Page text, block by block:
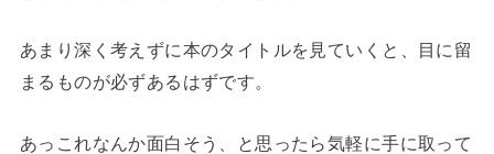
あまり深く考えずに本のタイトルを見ていくと、目に留
まるものが必ずあるはずです。
あっこれなんか面白そう、と思ったら気軽に手に取って